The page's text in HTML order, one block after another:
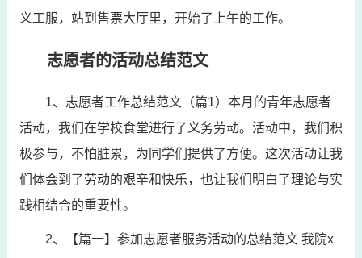
义工服，站到售票大厅里，开始了上午的工作。
志愿者的活动总结范文
1、志愿者工作总结范文（篇1）本月的青年志愿者
活动，我们在学校食堂进行了义务劳动。活动中，我们积
极参与，不怕脏累，为同学们提供了方便。这次活动让我
们体会到了劳动的艰辛和快乐，也让我们明白了理论与实
践相结合的重要性。
2、【篇一】参加志愿者服务活动的总结范文 我院x